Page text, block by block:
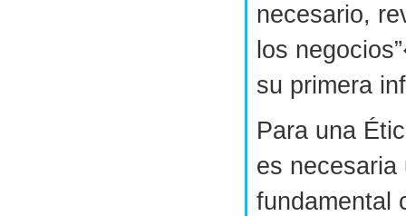
necesario,
los
su primera
Para una
es necesaria
fundamental